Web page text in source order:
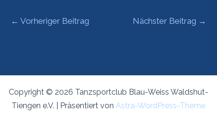
← Vorheriger Beitrag Nächster Beitrag →
Copyright © 2026 Tanzsportclub Blau-Weiss Waldshut-
Tiengen e.V. | Präsentiert von Astra-WordPress-Theme